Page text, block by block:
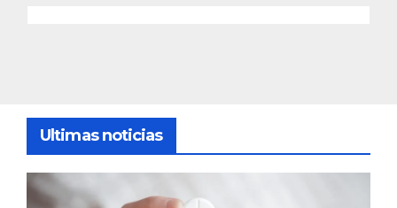
Ultimas noticias